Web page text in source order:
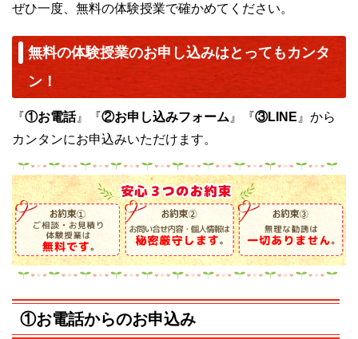
ぜひ一度、無料の体験授業で確かめてください。
無料の体験授業のお申し込みはとってもカンタ
ン！
『①お電話』『②お申し込みフォーム 』『③LINE 』から
カンタンにお申込みいただけます。
①お電話からのお申込み